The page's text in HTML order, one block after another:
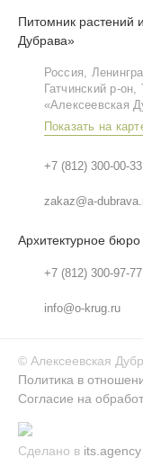
Питомник растений
Дубрава»
Россия,
Гатчинский
«Алексеевская
Показать на
+7 (812) 300-00-33
zakaz@a-
Архитектурное
+7 (812) 300-97-77
info@o-krug.ru
© Алексеевская
Политика в
Согласие на
Сделано в its.agency